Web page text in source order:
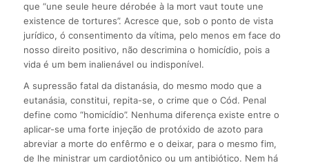
que “une seule heure dérobée à la mort vaut toute une
existence de tortures”. Acresce que, sob o ponto de vista
jurídico, ó consentimento da vítima, pelo menos em face do
nosso direito positivo, não descrimina o homicídio, pois a
vida é um bem inalienável ou indisponível.
A supressão fatal da distanásia, do mesmo modo que a
eutanásia, constitui, repita-se, o crime que o Cód. Penal
define como “homicídio”. Nenhuma diferença existe entre o
aplicar-se uma forte injeção de protóxido de azoto para
abreviar a morte do enfêrmo e o deixar, para o mesmo fim,
de lhe ministrar um cardiotônico ou um antibiótico. Nem há